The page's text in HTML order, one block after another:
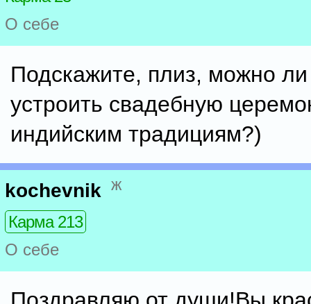
О себе
Подскажите, плиз, можно
устроить свадебную
индийским традициям?)
kochevnik ж
Карма 213
О себе